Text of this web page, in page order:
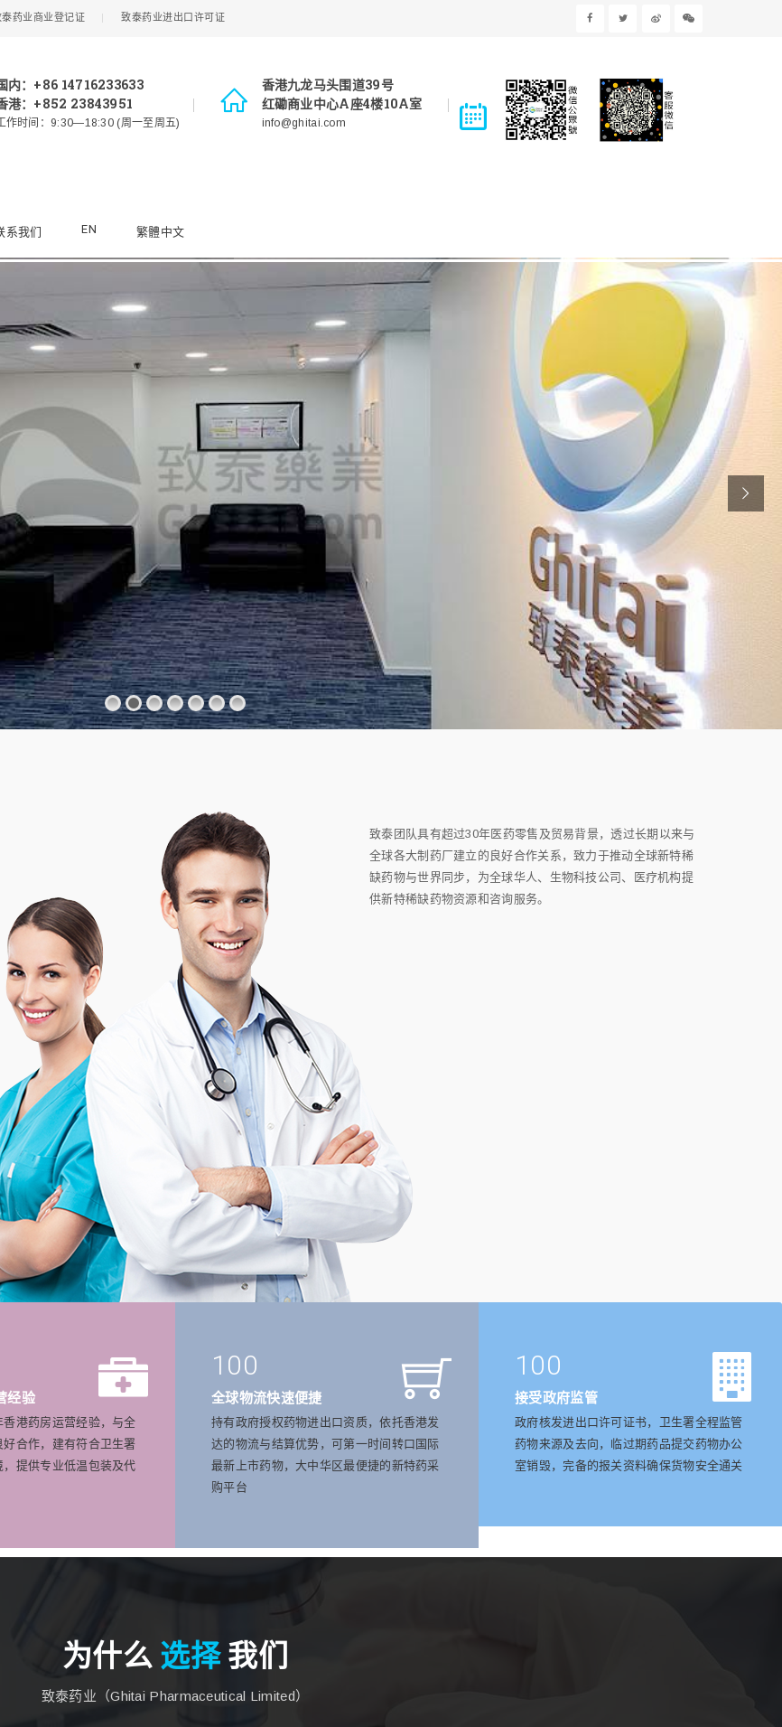
泰药业商业登记证 致泰药业进出口许可证
内：+86 14716233633
港：+852 23843951
作时间：9:30—18:30 (周一至周五)
香港九龙马头围道39号
红磡商业中心A座4楼10A室
info@ghitai.com
系我们 EN 繁體中文
致泰团队具有超过30年医药零售及贸易背景，透过长期以来与
全球各大制药厂建立的良好合作关系，致力于推动全球新特稀
缺药物与世界同步，为全球华人、生物科技公司、医疗机构提
供新特稀缺药物资源和咨询服务。
经验
港药房运营经验，与全
合作，建有符合卫生署
提供专业低温包装及代
100
全球物流快速便捷
持有政府授权药物进出口资质，依托香港发
达的物流与结算优势，可第一时间转口国际
最新上市药物，大中华区最便捷的新特药采
购平台
100
接受政府监管
政府核发进出口许可证书，卫生署全程监管
药物来源及去向，临过期药品提交药物办公
室销毁，完备的报关资料确保货物安全通关
为什么 选择我们
致泰药业（Ghitai Pharmaceutical Limited）